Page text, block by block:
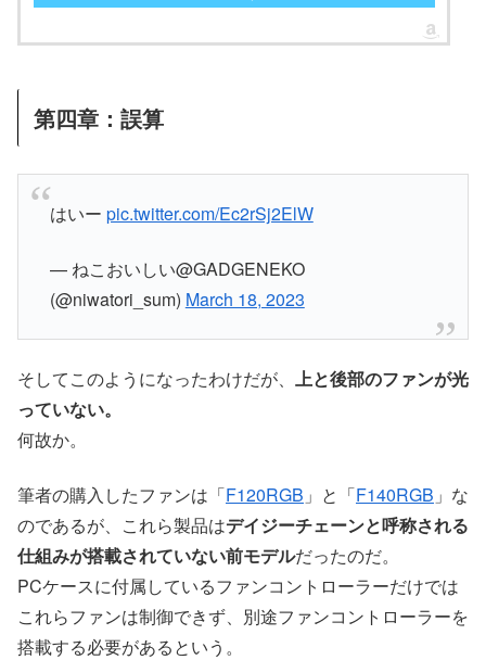
第四章：誤算
はいー pic.twitter.com/Ec2rSj2ElW
— ねこおいしい@GADGENEKO
(@niwatori_sum) March 18, 2023
そしてこのようになったわけだが、 上と後部のファンが光
っていない。
何故か。
筆者の購入したファンは「F120RGB 」と「F140RGB 」な
のであるが、これら製品はデイジーチェーンと呼称される
仕組みが搭載されていない前モデルだったのだ。
PCケースに付属しているファンコントローラーだけでは
これらファンは制御できず、別途ファンコントローラーを
搭載する必要があるという。